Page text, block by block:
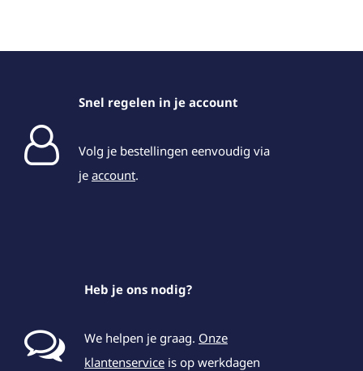
Snel regelen in je account
Volg je bestellingen eenvoudig via
je account.
Heb je ons nodig?
We helpen je graag. Onze
klantenservice is op werkdagen